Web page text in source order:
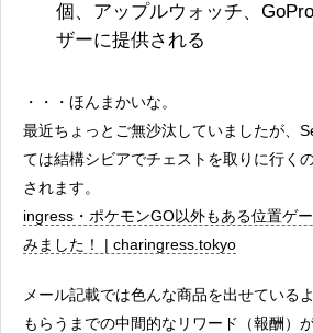
個、アップルウォッチ、
ザーに提供される
・・・ほんまかいな。
最近ちょっとご無沙汰していましたが、
ては結構シビアでチェストを取りに行く
されます。
ingress・ポケモンGO以外もある位置ゲ
みました！ | charingress.tokyo
メール記載では色んな商品を出せている
もらうまでの中間的なリワード（報酬）